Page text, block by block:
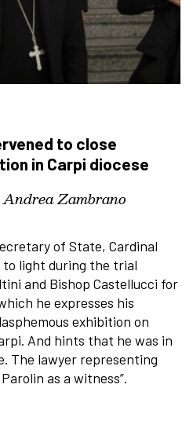
to close
in Carpi diocese
Andrea Zambrano
of State, Cardinal
to light during the trial
and Bishop Castellucci for
he expresses his
exhibition on
And hints that he was in
The lawyer representing
as a witness”.